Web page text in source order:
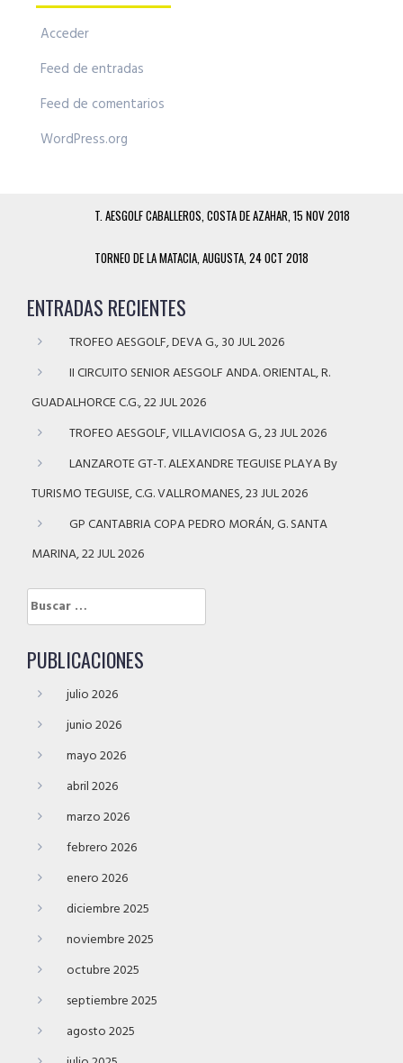
Acceder
Feed de entradas
Feed de comentarios
WordPress.org
T. AESGOLF CABALLEROS, COSTA DE AZAHAR, 15 NOV 2018
TORNEO DE LA MATACIA, AUGUSTA, 24 OCT 2018
ENTRADAS RECIENTES
TROFEO AESGOLF, DEVA G., 30 JUL 2026
II CIRCUITO SENIOR AESGOLF ANDA. ORIENTAL, R.
GUADALHORCE C.G., 22 JUL 2026
TROFEO AESGOLF, VILLAVICIOSA G., 23 JUL 2026
LANZAROTE GT-T. ALEXANDRE TEGUISE PLAYA By
TURISMO TEGUISE, C.G. VALLROMANES, 23 JUL 2026
GP CANTABRIA COPA PEDRO MORÁN, G. SANTA
MARINA, 22 JUL 2026
Buscar:
PUBLICACIONES
julio 2026
junio 2026
mayo 2026
abril 2026
marzo 2026
febrero 2026
enero 2026
diciembre 2025
noviembre 2025
octubre 2025
septiembre 2025
agosto 2025